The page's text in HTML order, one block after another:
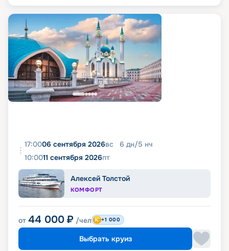
17:0006 сентября 2026вс 6 дн/5 нч
10:0011 сентября 2026пт
Алексей Толстой
КОМФОРТ
от 44 000 ₽ /чел +1 000
Выбрать круиз